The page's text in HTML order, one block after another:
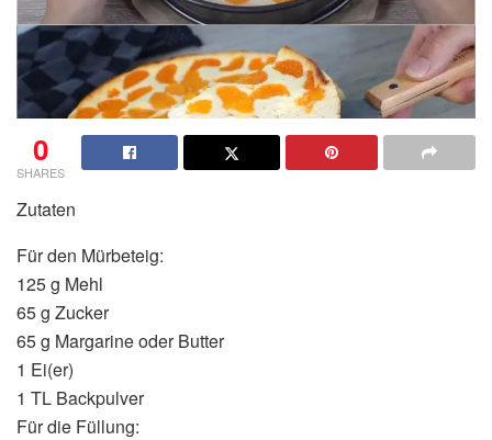
0
SHARES
Zutaten
Für den Mürbeteig:
125 g Mehl
65 g Zucker
65 g Margarine oder Butter
1 Ei(er)
1 TL Backpulver
Für die Füllung: